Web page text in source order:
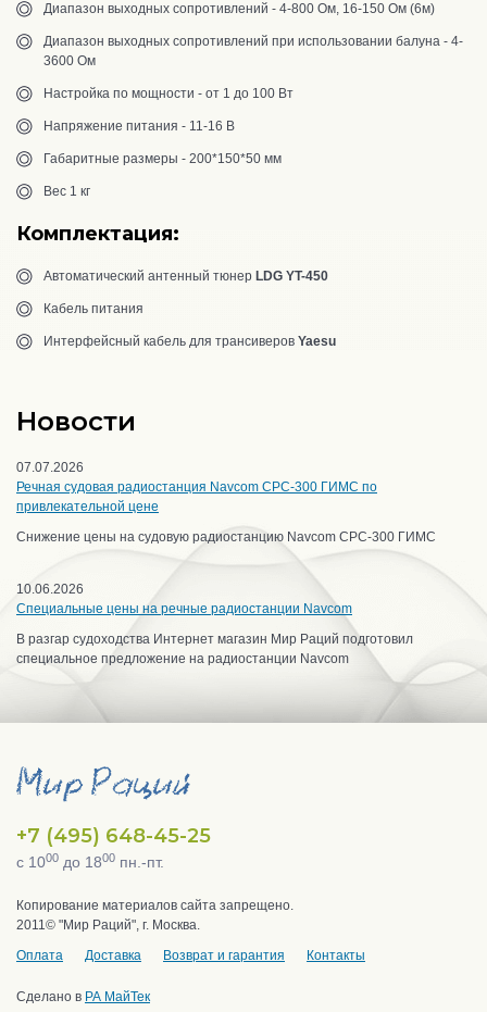
Диапазон выходных сопротивлений - 4-800 Ом, 16-150 Ом (6м)
Диапазон выходных сопротивлений при использовании балуна - 4-
3600 Ом
Настройка по мощности - от 1 до 100 Вт
Напряжение питания - 11-16 В
Габаритные размеры - 200*150*50 мм
Вес 1 кг
Комплектация:
Автоматический антенный тюнер LDG YT-450
Кабель питания
Интерфейсный кабель для трансиверов Yaesu
Новости
07.07.2026
Речная судовая радиостанция Navcom CPC-300 ГИМС по
привлекательной цене
Снижение цены на судовую радиостанцию Navcom CPC-300 ГИМС
10.06.2026
Специальные цены на речные радиостанции Navcom
В разгар судоходства Интернет магазин Мир Раций подготовил
специальное предложение на радиостанции Navcom
+7 (495) 648-45-25
с 1000 до 1800 пн.-пт.
Копирование материалов сайта запрещено.
2011© "Мир Раций", г. Москва.
Оплата
Доставка Возврат и гарантия Контакты
Сделано в РА МайТек